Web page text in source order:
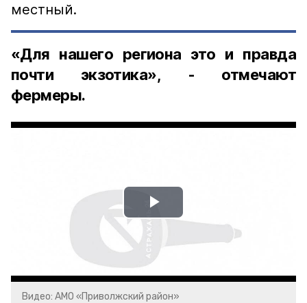
местный.
«Для нашего региона это и правда
почти экзотика», - отмечают
фермеры.
Play
Video
Видео: АМО «Приволжский район»